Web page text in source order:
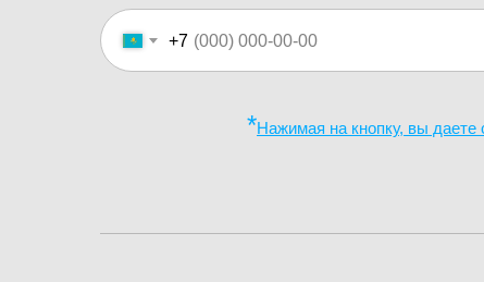
+7
*Нажимая на кнопку, вы даете